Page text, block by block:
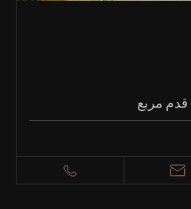
قدم مربع